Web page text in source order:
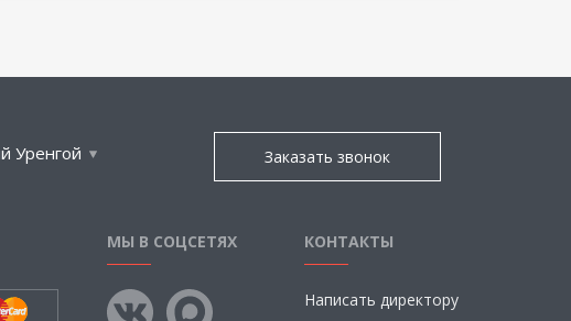
Уренгой Заказать звонок
МЫ В СОЦСЕТЯХ КОНТАКТЫ
Написать директору